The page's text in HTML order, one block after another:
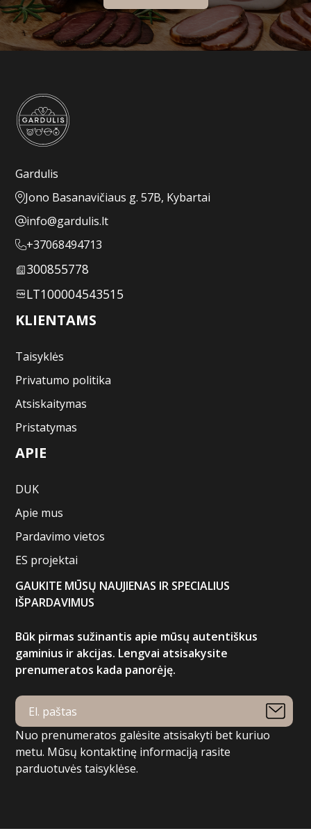
Gardulis
Jono Basanavičiaus g. 57B, Kybartai
info@gardulis.lt
+37068494713
300855778
LT100004543515
KLIENTAMS
Taisyklės
Privatumo politika
Atsiskaitymas
Pristatymas
APIE
DUK
Apie mus
Pardavimo vietos
ES projektai
GAUKITE MŪSŲ NAUJIENAS IR SPECIALIUS
IŠPARDAVIMUS
Būk pirmas sužinantis apie mūsų autentiškus
gaminius ir akcijas. Lengvai atsisakysite
prenumeratos kada panorėję.
Nuo prenumeratos galėsite atsisakyti bet kuriuo
metu. Mūsų kontaktinę informaciją rasite
parduotuvės taisyklėse.